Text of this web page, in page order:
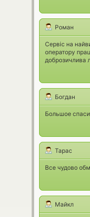
Роман
Сервіс на
оператору
доброзичлива
Богдан
Большое
Тарас
Все чудово
Майкл